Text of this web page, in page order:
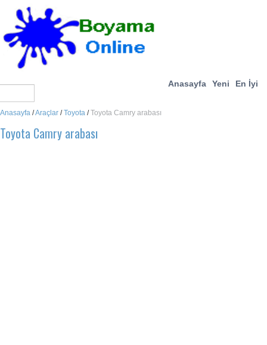
Anasayfa Yeni En İyi
Anasayfa /Araçlar /Toyota /Toyota Camry arabası
Toyota Camry arabası